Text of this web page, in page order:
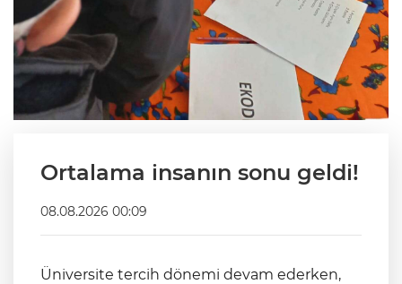
Ortalama insanın sonu geldi!
08.08.2026 00:09
Üniversite tercih dönemi devam ederken,